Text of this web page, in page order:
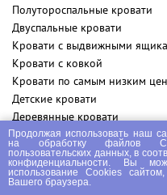
Полутороспальные кровати
Двуспальные кровати
Кровати с выдвижными
Кровати с ковкой
Кровати по самым низким
Детские кровати
Деревянные кровати
Кровати из массива
Кровати из сосны
Кровати для дачи
Кровать тахта
Продолжая использовать наш
на обработку файлов
пользовательских данных, в
конфиденциальности . Вы
использование Cookies
Вашего браузера.